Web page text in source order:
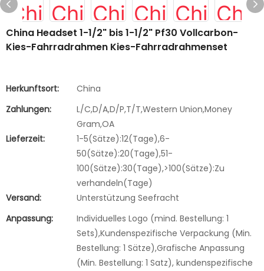
China Headset 1-1/2" bis 1-1/2" Pf30 Vollcarbon-
Kies-Fahrradrahmen Kies-Fahrradrahmenset
Herkunftsort:
China
Zahlungen:
L/C,D/A,D/P,T/T,Western Union,Money
Gram,OA
Lieferzeit:
1-5(Sätze):12(Tage),6-
50(Sätze):20(Tage),51-
100(Sätze):30(Tage),>100(Sätze):Zu
verhandeln(Tage)
Versand:
Unterstützung Seefracht
Anpassung:
Individuelles Logo (mind. Bestellung: 1
Sets),Kundenspezifische Verpackung (Min.
Bestellung: 1 Sätze),Grafische Anpassung
(Min. Bestellung: 1 Satz), kundenspezifische